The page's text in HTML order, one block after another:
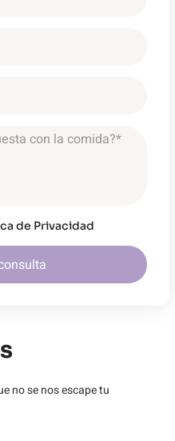
de Privacidad
no se nos escape tu